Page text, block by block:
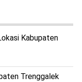
Kabupaten
Trenggalek